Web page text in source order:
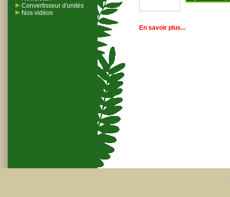
Convertisseur d'unités
Nos vidéos
En savoir plus...